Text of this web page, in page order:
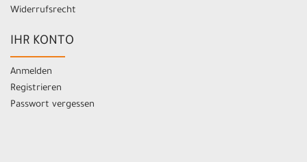
Widerrufsrecht
IHR KONTO
Anmelden
Registrieren
Passwort vergessen